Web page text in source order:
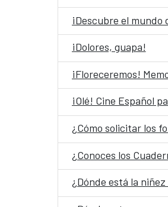
¡Descubre el mundo
¡Dolores, guapa!
¡Floreceremos!
¡Olé! Cine Español
¿Cómo solicitar los
¿Conoces los
¿Dónde está la